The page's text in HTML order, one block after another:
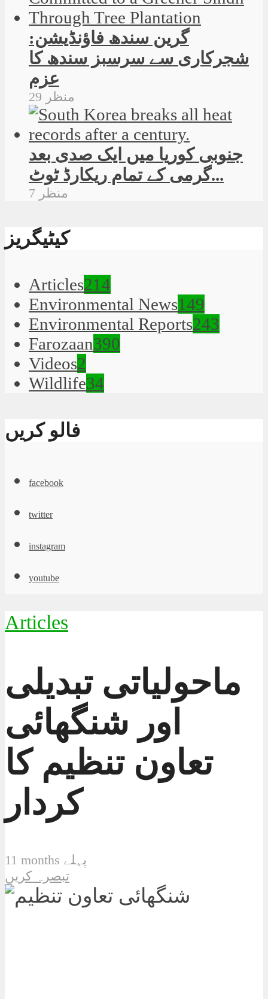
گرین سندھ فاؤنڈیشن:
شجرکاری سے سرسبز سندھ کا
عزم
29 منظر
جنوبی کوریا میں ایک صدی بعد
گرمی کے تمام ریکارڈ ٹوٹ...
7 منظر
کیٹیگریز
Articles214
Environmental News149
Environmental Reports243
Farozaan390
Videos2
Wildlife34
فالو کریں
facebook
twitter
instagram
youtube
Articles
ماحولیاتی تبدیلی
اور شنگھائی
تعاون تنظیم کا
کردار
11 months پہلے
تبصرہ کریں